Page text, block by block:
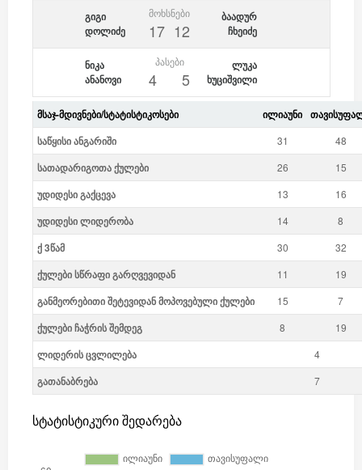
გიგი
დოლიძე
ᲛᲝᲮᲡᲜᲔᲑᲘ
17 12
ბაადურ
ჩხეიძე
ნიკა
ანანოვი
ᲞᲐᲡᲔᲑᲘ
4 5
ლუკა
ხუციშვილი
ᲛᲡᲐᲯ-ᲛᲓᲘᲕᲜᲔᲑᲘ/ᲡᲢᲐᲢᲘᲡᲢᲘᲙᲝᲡᲔᲑᲘ ᲘᲚᲘᲐᲣᲜᲘ
საწყისი ანგარიში
31 48
სათადარიგოთა ქულები 26 15
უდიდესი გაქცევა 13 16
უდიდესი ლიდერობა 14 8
ქ 3წამ 30 32
ქულები სწრაფი გარღვევიდან 11 19
განმეორებითი შეტევიდან მოპოვებული ქულები 15 7
ქულები ჩაჭრის შემდეგ 8 19
ლიდერის ცვლილება 4
გათანაბრება 7
სტატისტიკური შედარება